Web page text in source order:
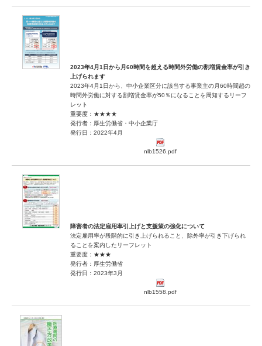
2023年4月1日から月60時間を超える時間外労働の割増賃金率が引き
上げられます
2023年4月1日から、中小企業区分に該当する事業主の月60時間超の
時間外労働に対する割増賃金率が50％になることを周知するリーフ
レット
重要度：★★★★
発行者：厚生労働省・中小企業庁
発行日：2022年4月
nlb1526.pdf
障害者の法定雇用率引上げと支援策の強化について
法定雇用率が段階的に引き上げられること、除外率が引き下げられ
ることを案内したリーフレット
重要度：★★★
発行者：厚生労働省
発行日：2023年3月
nlb1558.pdf